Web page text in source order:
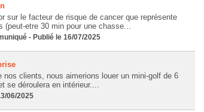
sur le facteur de risque de cancer que représente
(peut-etre 30 min pour une chasse...
- Publié le 16/07/2025
nos clients, nous aimerions louer un mini-golf de 6
se déroulera en intérieur....
06/2025